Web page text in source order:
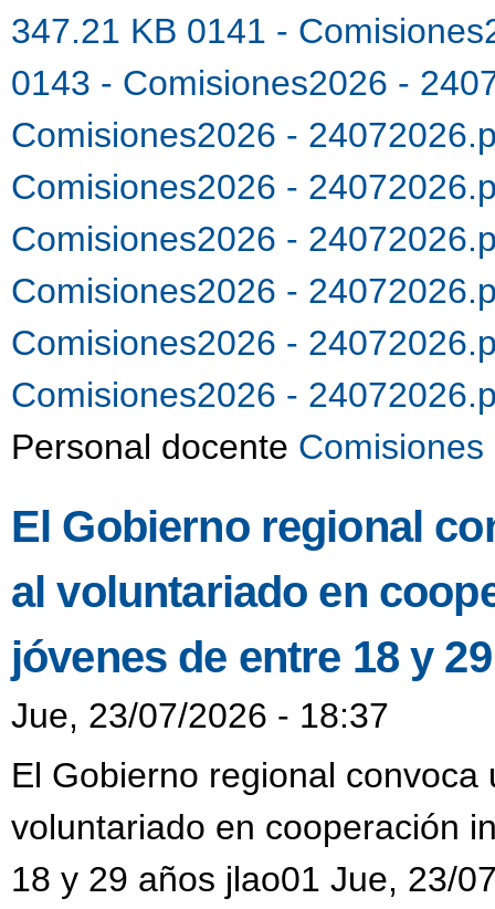
347.21 KB 0141 -
0143 - Comisiones2026 -
Comisiones2026 -
Comisiones2026 -
Comisiones2026 -
Comisiones2026 -
Comisiones2026 -
Comisiones2026 -
Personal docente
El Gobierno regional
al voluntariado en
jóvenes de entre 18 y
Jue, 23/07/2026 - 18:37
El Gobierno regional
voluntariado en cooperación
18 y 29 años jlao01 Jue, 23/